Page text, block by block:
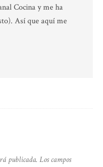
Cocina y me ha
Así que aquí me
publicada. Los campos